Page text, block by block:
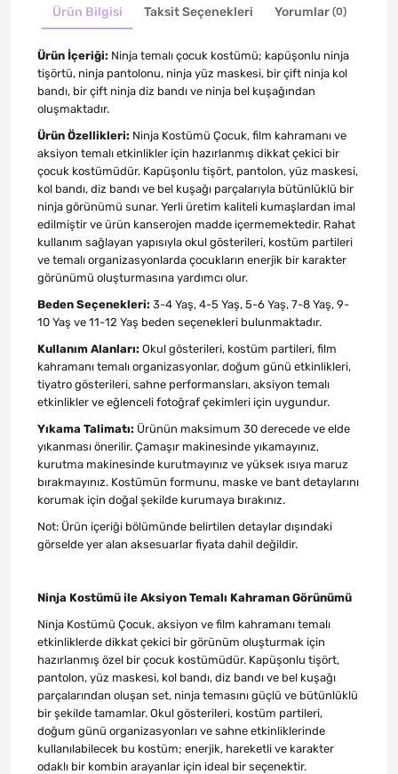
Ürün Bilgisi Taksit Seçenekleri Yorumlar (0)
Ürün İçeriği: Ninja temalı çocuk kostümü; kapüşonlu ninja
tişörtü, ninja pantolonu, ninja yüz maskesi, bir çift ninja kol
bandı, bir çift ninja diz bandı ve ninja bel kuşağından
oluşmaktadır.
Ürün Özellikleri: Ninja Kostümü Çocuk, film kahramanı ve
aksiyon temalı etkinlikler için hazırlanmış dikkat çekici bir
çocuk kostümüdür. Kapüşonlu tişört, pantolon, yüz maskesi,
kol bandı, diz bandı ve bel kuşağı parçalarıyla bütünlüklü bir
ninja görünümü sunar. Yerli üretim kaliteli kumaşlardan imal
edilmiştir ve ürün kanserojen madde içermemektedir. Rahat
kullanım sağlayan yapısıyla okul gösterileri, kostüm partileri
ve temalı organizasyonlarda çocukların enerjik bir karakter
görünümü oluşturmasına yardımcı olur.
Beden Seçenekleri: 3-4 Yaş, 4-5 Yaş, 5-6 Yaş, 7-8 Yaş, 9-
10 Yaş ve 11-12 Yaş beden seçenekleri bulunmaktadır.
Kullanım Alanları: Okul gösterileri, kostüm partileri, film
kahramanı temalı organizasyonlar, doğum günü etkinlikleri,
tiyatro gösterileri, sahne performansları, aksiyon temalı
etkinlikler ve eğlenceli fotoğraf çekimleri için uygundur.
Yıkama Talimatı: Ürünün maksimum 30 derecede ve elde
yıkanması önerilir. Çamaşır makinesinde yıkamayınız,
kurutma makinesinde kurutmayınız ve yüksek ısıya maruz
bırakmayınız. Kostümün formunu, maske ve bant detaylarını
korumak için doğal şekilde kurumaya bırakınız.
Not: Ürün içeriği bölümünde belirtilen detaylar dışındaki
görselde yer alan aksesuarlar fiyata dahil değildir.
Ninja Kostümü ile Aksiyon Temalı Kahraman Görünümü
Ninja Kostümü Çocuk, aksiyon ve film kahramanı temalı
etkinliklerde dikkat çekici bir görünüm oluşturmak için
hazırlanmış özel bir çocuk kostümüdür. Kapüşonlu tişört,
pantolon, yüz maskesi, kol bandı, diz bandı ve bel kuşağı
parçalarından oluşan set, ninja temasını güçlü ve bütünlüklü
bir şekilde tamamlar. Okul gösterileri, kostüm partileri,
doğum günü organizasyonları ve sahne etkinliklerinde
kullanılabilecek bu kostüm; enerjik, hareketli ve karakter
odaklı bir kombin arayanlar için ideal bir seçenektir.